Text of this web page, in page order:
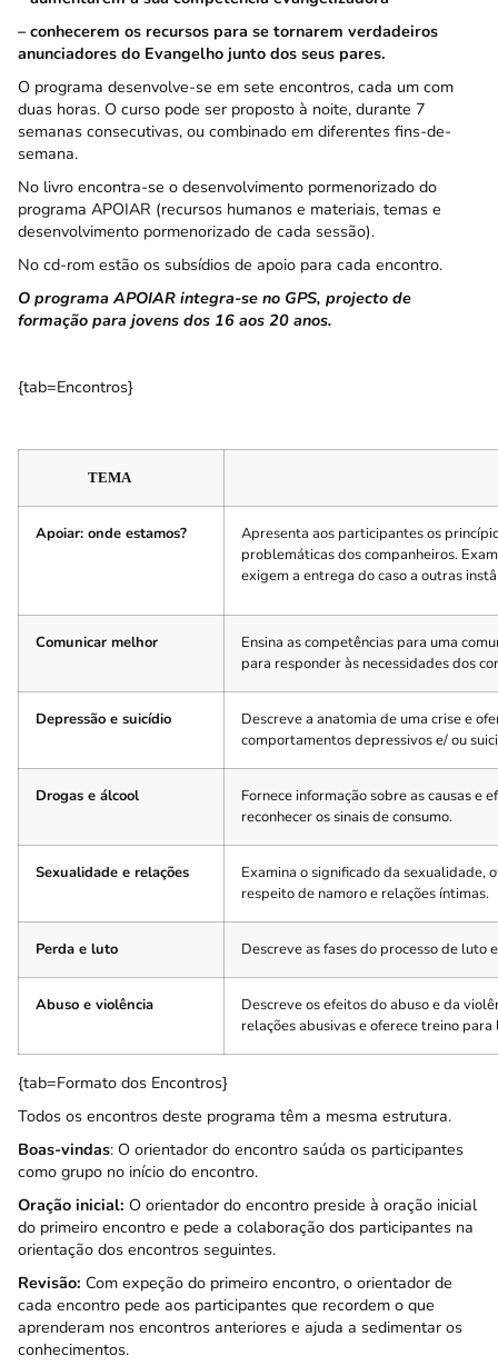
– conhecerem os recursos para se tornarem verdadeiros
anunciadores do Evangelho junto dos seus pares.
O programa desenvolve-se em sete encontros, cada um com
duas horas. O curso pode ser proposto à noite, durante 7
semanas consecutivas, ou combinado em diferentes fins-de-
semana.
No livro encontra-se o desenvolvimento pormenorizado do
programa APOIAR (recursos humanos e materiais, temas e
desenvolvimento pormenorizado de cada sessão).
No cd-rom estão os subsídios de apoio para cada encontro.
O programa APOIAR integra-se no GPS, projecto de
formação para jovens dos 16 aos 20 anos.
{tab=Encontros}
TEMA
Apoiar: onde estamos?
Apresenta aos participantes os
problemáticas dos companheiros.
exigem a entrega do caso a outras
Comunicar melhor
Ensina as competências para uma
para responder às necessidades dos
Depressão e suicídio
Descreve a anatomia de uma crise e
comportamentos depressivos e/ ou
Drogas e álcool
Fornece informação sobre as causas e
reconhecer os sinais de consumo.
Sexualidade e relações
Examina o significado da sexualidade,
respeito de namoro e relações íntimas.
Perda e luto Descreve as fases do processo de
Abuso e violência
Descreve os efeitos do abuso e da
relações abusivas e oferece treino
{tab=Formato dos Encontros}
Todos os encontros deste programa têm a mesma estrutura.
Boas-vindas: O orientador do encontro saúda os participantes
como grupo no início do encontro.
Oração inicial: O orientador do encontro preside à oração inicial
do primeiro encontro e pede a colaboração dos participantes na
orientação dos encontros seguintes.
Revisão: Com expeção do primeiro encontro, o orientador de
cada encontro pede aos participantes que recordem o que
aprenderam nos encontros anteriores e ajuda a sedimentar os
conhecimentos.